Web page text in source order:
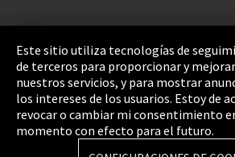
Pie de imprenta
Política de privacidad
Cookie Settings
Términos y Condiciones
Este sitio utiliza tecnologías de
de terceros para proporcionar y
nuestros servicios, y para mostrar
los intereses de los usuarios. Estoy de
revocar o cambiar mi consentimiento
momento con efecto para el futuro.